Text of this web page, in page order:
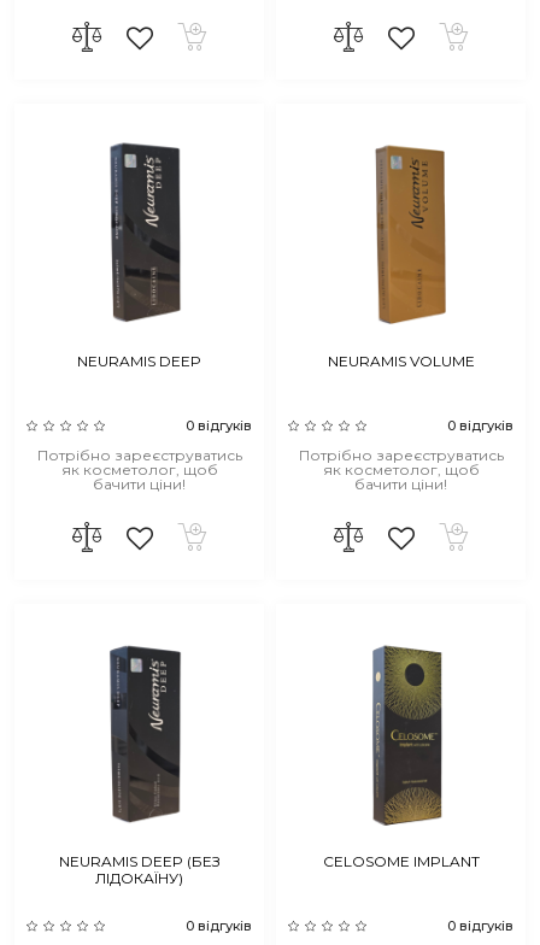
NEURAMIS DEEP
0 відгуків
Потрібно зареєструватись
як косметолог, щоб
бачити ціни!
NEURAMIS VOLUME
0 відгуків
Потрібно зареєструватись
як косметолог, щоб
бачити ціни!
NEURAMIS DEEP (БЕЗ
ЛІДОКАЇНУ)
0 відгуків
CELOSOME IMPLANT
0 відгуків